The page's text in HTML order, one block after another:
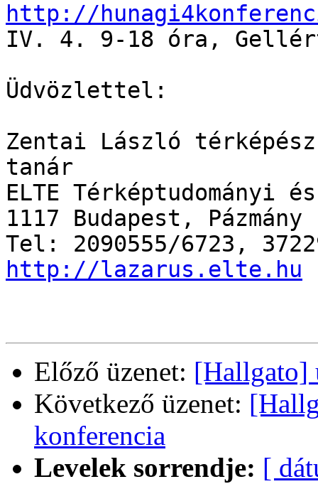
http://
IV. 4. 9-18 óra,
Üdvözlettel:
Zentai László
tanár
ELTE Térképtudományi
1117 Budapest,
http://lazarus.elte.hu
Előző üzenet: [Hallgato]
Következő üzenet:
konferencia
Levelek sorrendje: [